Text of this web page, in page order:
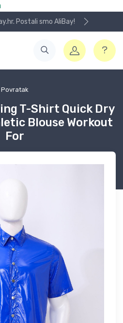
Postali smo AliBay!
Povratak
T-Shirt Quick Dry
Blouse Workout
For